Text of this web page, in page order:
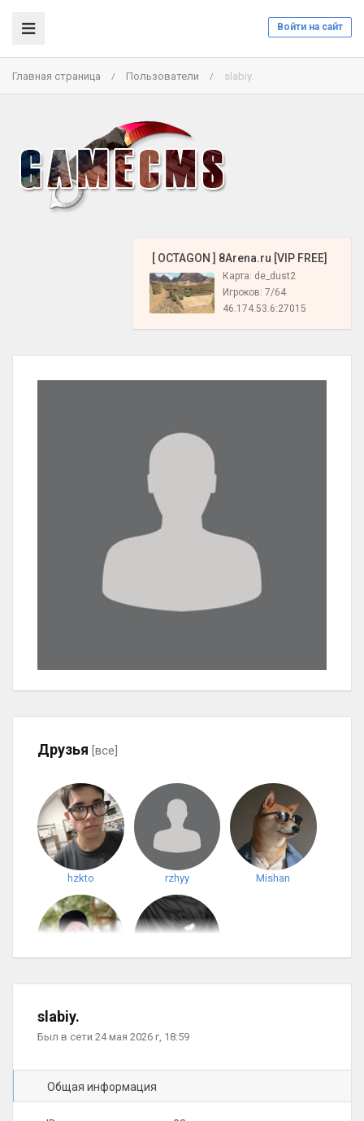
Войти на сайт
Главная страница / Пользователи / slabiy.
️ [ OCTAGON ] 8Arena.ru [VIP FREE]
Карта: de_dust2
Игроков: 7/64
46.174.53.6:27015
Друзья [все]
hzkto rzhyy Mishan
slabiy.
Был в сети 24 мая 2026 г, 18:59
Общая информация